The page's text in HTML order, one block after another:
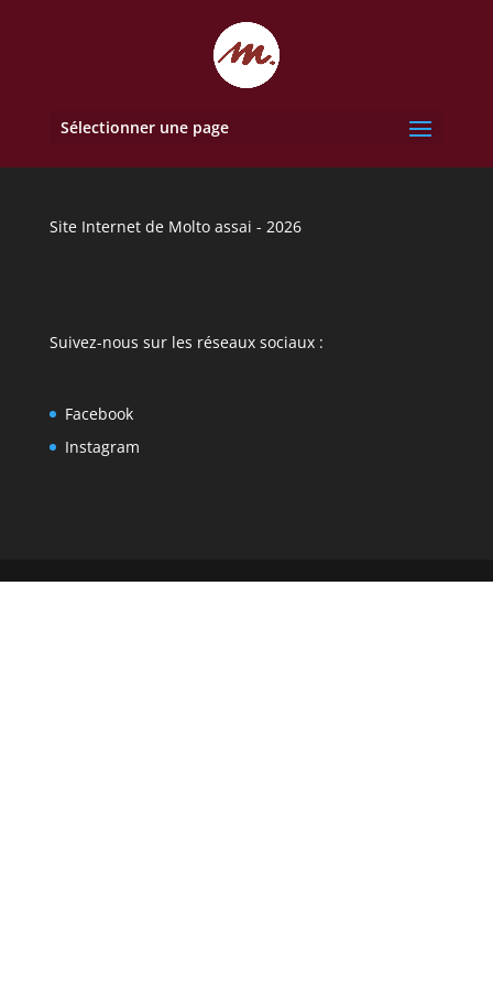
Sélectionner une page
Site Internet de Molto assai - 2026
Suivez-nous sur les réseaux sociaux :
Facebook
Instagram